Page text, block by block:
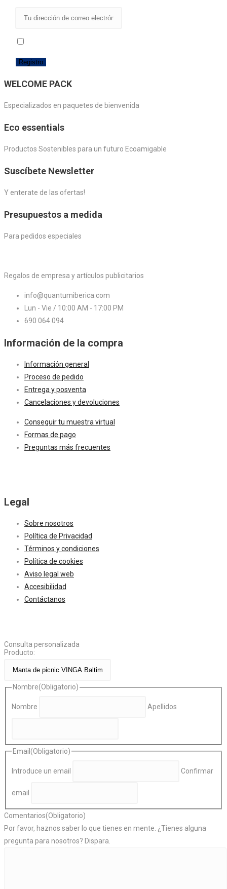
WELCOME PACK
Especializados en paquetes de bienvenida
Eco essentials
Productos Sostenibles para un futuro Ecoamigable
Suscíbete Newsletter
Y enterate de las ofertas!
Presupuestos a medida
Para pedidos especiales
Regalos de empresa y artículos publicitarios
info@quantumiberica.com
Lun - Vie / 10:00 AM - 17:00 PM
690 064 094
Información de la compra
Información general
Proceso de pedido
Entrega y posventa
Cancelaciones y devoluciones
Conseguir tu muestra virtual
Formas de pago
Preguntas más frecuentes
Legal
Sobre nosotros
Política de Privacidad
Términos y condiciones
Política de cookies
Aviso legal web
Accesibilidad
Contáctanos
Consulta personalizada
Producto:
Nombre(Obligatorio)
Nombre Apellidos
Email (Obligatorio)
Introduce un email Confirmar
email
Comentarios(Obligatorio)
Por favor, haznos saber lo que tienes en mente. ¿Tienes alguna
pregunta para nosotros? Dispara.